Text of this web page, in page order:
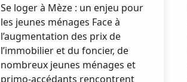
Se loger à Mèze : un enjeu pour
les jeunes ménages Face à
l’augmentation des prix de
l’immobilier et du foncier, de
nombreux jeunes ménages et
primo-accédants rencontrent